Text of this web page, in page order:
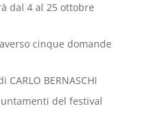
dal 4 al 25 ottobre
cinque domande
BERNASCHI
del festival